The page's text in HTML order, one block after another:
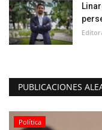
PUBLICACIONES
Política